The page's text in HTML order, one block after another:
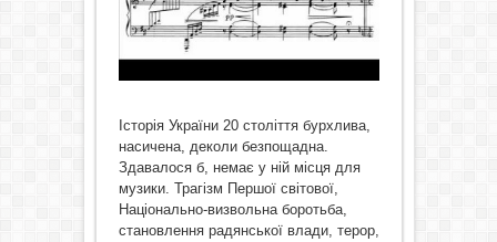
Історія України 20 століття бурхлива,
насичена, деколи безпощадна.
Здавалося б, немає у ній місця для
музики. Трагізм Першої світової,
Національно-визвольна боротьба,
становлення радянської влади, терор,